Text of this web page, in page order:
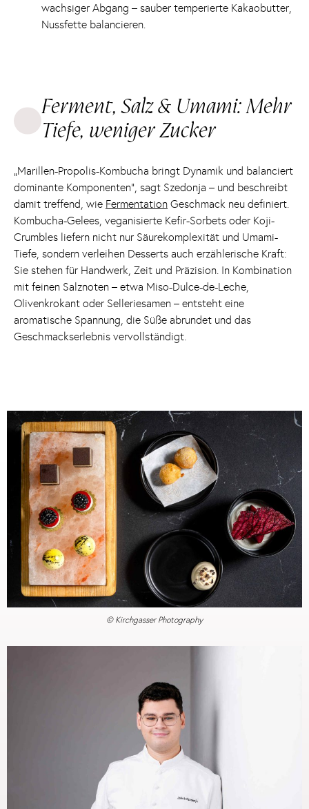
wachsiger Abgang – sauber temperierte Kakaobutter,
Nussfette balancieren.
Ferment, Salz & Umami: Mehr
Tiefe, weniger Zucker
„Marillen-Propolis-Kombucha bringt Dynamik und balanciert
dominante Komponenten“, sagt Szedonja – und beschreibt
damit treffend, wie Fermentation Geschmack neu definiert.
Kombucha-Gelees, veganisierte Kefir-Sorbets oder Koji-
Crumbles liefern nicht nur Säurekomplexität und Umami-
Tiefe, sondern verleihen Desserts auch erzählerische Kraft:
Sie stehen für Handwerk, Zeit und Präzision. In Kombination
mit feinen Salznoten – etwa Miso-Dulce-de-Leche,
Olivenkrokant oder Selleriesamen – entsteht eine
aromatische Spannung, die Süße abrundet und das
Geschmackserlebnis vervollständigt.
© Kirchgasser Photography